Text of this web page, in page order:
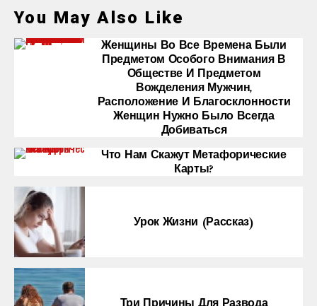
You May Also Like
Женщины Во Все Времена Были
Предметом Особого Внимания В
Обществе И Предметом
Вожделения Мужчин,
Расположение И Благосклонности
Женщин Нужно Было Всегда
Добиваться
Что Нам Скажут Метафорические
Карты?
Урок Жизни (рассказ)